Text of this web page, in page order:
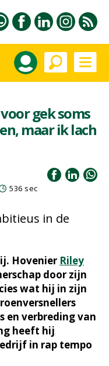
gek soms
maar ik lach
536 sec
in de
Hovenier Riley
door zijn
wat hij in zijn
en verbreding van
heeft hij
in rap tempo